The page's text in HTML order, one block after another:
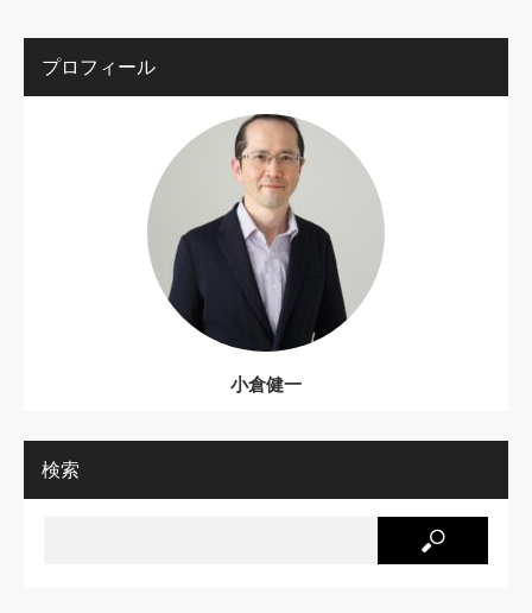
プロフィール
小倉健一
検索